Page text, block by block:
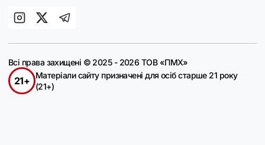
Всі права захищені © 2025 - 2026 ТОВ «ПМХ»
21+
Матеріали сайту призначені для осіб старше 21 року
(21+)